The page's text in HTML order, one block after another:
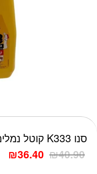
סנו K333 קוטל נמלים ותיקנים – 750 מ”ל
₪40.90
₪36.40
כמות סנו K333 קוטל נמלים ותיקנים - 750 מ"ל